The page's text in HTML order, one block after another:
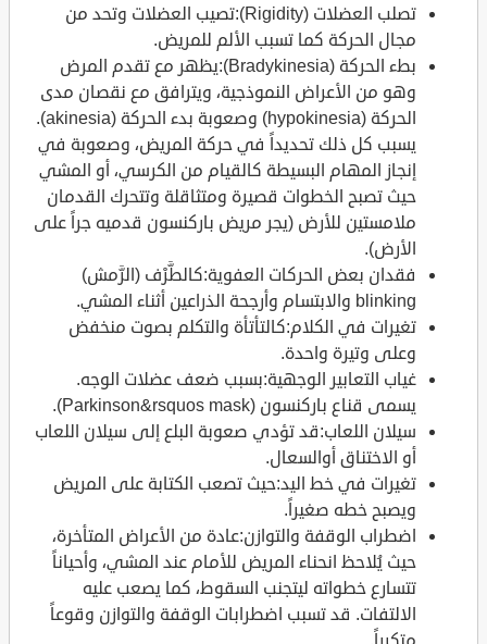
تصلب العضلات (Rigidity):تصيب العضلات وتحد من
مجال الحركة كما تسبب الألم للمريض.
بطء الحركة (Bradykinesia):يظهر مع تقدم المرض
وهو من الأعراض النموذجية، ويترافق مع نقصان مدى
الحركة (hypokinesia) وصعوبة بدء الحركة (akinesia).
يسبب كل ذلك تحديداً في حركة المريض، وصعوبة في
إنجاز المهام البسيطة كالقيام من الكرسي، أو المشي
حيث تصبح الخطوات قصيرة ومتثاقلة وتتحرك القدمان
ملامستين للأرض (يجر مريض باركنسون قدميه جراً على
الأرض).
فقدان بعض الحركات العفوية:كالطَّرْف (الرَّمش)
blinking والابتسام وأرجحة الذراعين أثناء المشي.
تغيرات في الكلام:كالتأتأة والتكلم بصوت منخفض
وعلى وتيرة واحدة.
غياب التعابير الوجهية:بسبب ضعف عضلات الوجه.
يسمى قناع باركنسون (Parkinson&rsquos mask).
سيلان اللعاب:قد تؤدي صعوبة البلع إلى سيلان اللعاب
أو الاختناق أوالسعال.
تغيرات في خط اليد:حيث تصعب الكتابة على المريض
ويصبح خطه صغيراً.
اضطراب الوقفة والتوازن:عادة من الأعراض المتأخرة،
حيث يُلاحظ انحناء المريض للأمام عند المشي، وأحياناً
تتسارع خطواته ليتجنب السقوط، كما يصعب عليه
الالتفات. قد تسبب اضطرابات الوقفة والتوازن وقوعاً